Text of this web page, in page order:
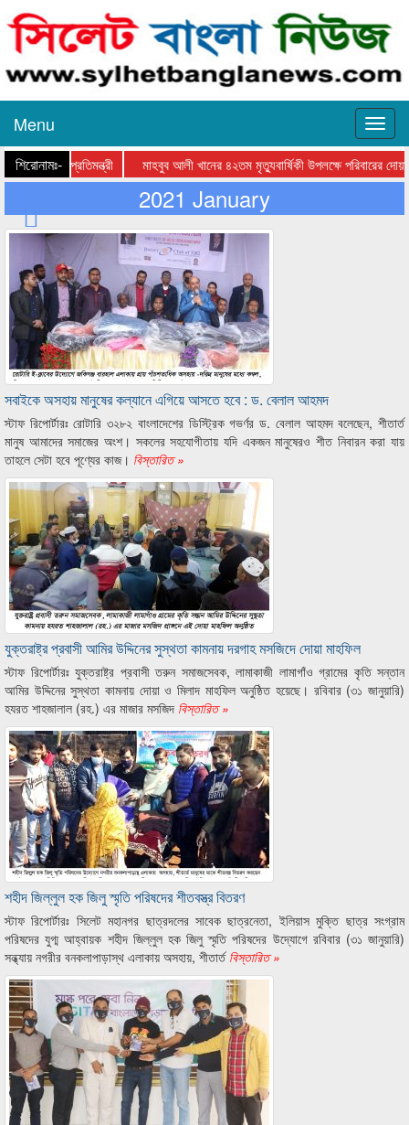
Menu
শিরোনামঃ-
সরকার প্রতিমন্ত্রী মাহবুব আলী খানের ৪২তম মৃত্যুবার্ষিকী উপলক্ষে পরিবারের দোয়া
2021 January
সবাইকে অসহায় মানুষের কল্যানে এগিয়ে আসতে হবে : ড. বেলাল আহমদ
স্টাফ রিপোর্টারঃ রোটারি ৩২৮২ বাংলাদেশের ডিস্ট্রিক গভর্ণর ড. বেলাল আহমদ বলেছেন, শীতার্ত
মানুষ আমাদের সমাজের অংশ। সকলের সহযোগীতায় যদি একজন মানুষেরও শীত নিবারন করা যায়
তাহলে সেটা হবে পূণ্যের কাজ। বিস্তারিত »
যুক্তরাষ্ট্র প্রবাসী আমির উদ্দিনের সুস্থতা কামনায় দরগাহ মসজিদে দোয়া মাহফিল
স্টাফ রিপোর্টারঃ যুক্তরাষ্ট্র প্রবাসী তরুন সমাজসেবক, লামাকাজী লামাগাঁও গ্রামের কৃতি সন্তান
আমির উদ্দিনের সুস্থতা কামনায় দোয়া ও মিলাদ মাহফিল অনুষ্ঠিত হয়েছে। রবিবার (৩১ জানুয়ারি)
হযরত শাহজালাল (রহ.) এর মাজার মসজিদ বিস্তারিত »
শহীদ জিল্লুল হক জিলু স্মৃতি পরিষদের শীতবস্ত্র বিতরণ
স্টাফ রিপোর্টারঃ সিলেট মহানগর ছাত্রদলের সাবেক ছাত্রনেতা, ইলিয়াস মুক্তি ছাত্র সংগ্রাম
পরিষদের যুগ্ম আহ্বায়ক শহীদ জিল্লুল হক জিলু স্মৃতি পরিষদের উদ্যোগে রবিবার (৩১ জানুয়ারি)
সন্ধ্যায় নগরীর বনকলাপাড়াস্থ এলাকায় অসহায়, শীতার্তবিস্তারিত »